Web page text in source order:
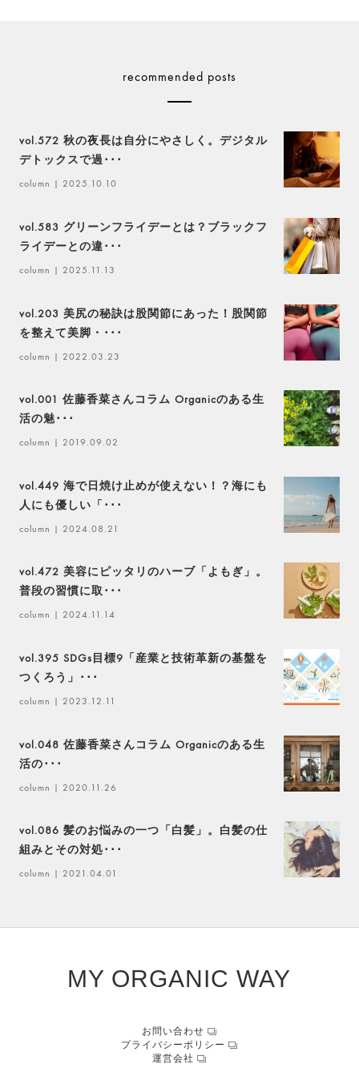
recommended posts
vol.572 秋の夜長は自分にやさしく。デジタル
デトックスで過･･･
column | 2025.10.10
vol.583 グリーンフライデーとは？ブラックフ
ライデーとの違･･･
column | 2025.11.13
vol.203 美尻の秘訣は股関節にあった！股関節
を整えて美脚・･･･
column | 2022.03.23
vol.001 佐藤香菜さんコラム Organicのある生
活の魅･･･
column | 2019.09.02
vol.449 海で日焼け止めが使えない！？海にも
人にも優しい「･･･
column | 2024.08.21
vol.472 美容にピッタリのハーブ「よもぎ」。
普段の習慣に取･･･
column | 2024.11.14
vol.395 SDGs目標9「産業と技術革新の基盤を
つくろう」･･･
column | 2023.12.11
vol.048 佐藤香菜さんコラム Organicのある生
活の･･･
column | 2020.11.26
vol.086 髪のお悩みの一つ「白髪」。白髪の仕
組みとその対処･･･
column | 2021.04.01
MY ORGANIC WAY
お問い合わせ
プライバシーポリシー
運営会社